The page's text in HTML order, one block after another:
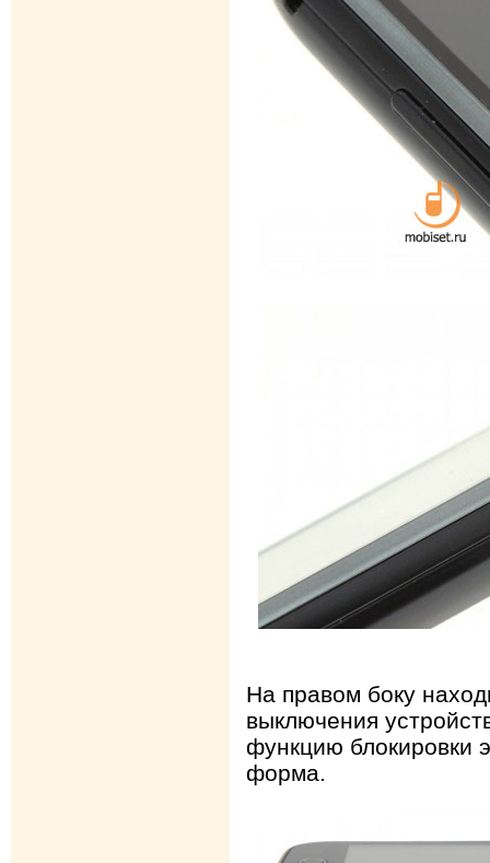
На правом боку
выключения
функцию блокировки
форма.